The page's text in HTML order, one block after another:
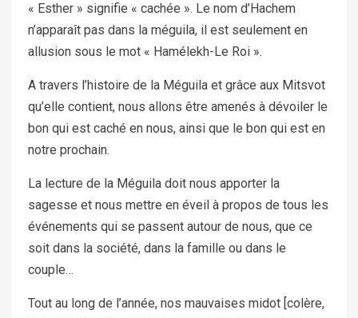
« Esther » signifie « cachée ». Le nom d’Hachem
n’apparaît pas dans la méguila, il est seulement en
allusion sous le mot « Hamélekh-Le Roi ».
A travers l’histoire de la Méguila et grâce aux Mitsvot
qu’elle contient, nous allons être amenés à dévoiler le
bon qui est caché en nous, ainsi que le bon qui est en
notre prochain.
La lecture de la Méguila doit nous apporter la
sagesse et nous mettre en éveil à propos de tous les
événements qui se passent autour de nous, que ce
soit dans la société, dans la famille ou dans le
couple…
Tout au long de l’année, nos mauvaises midot [colère,